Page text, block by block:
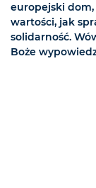
europejski
wartości, jak
solidarność.
Boże